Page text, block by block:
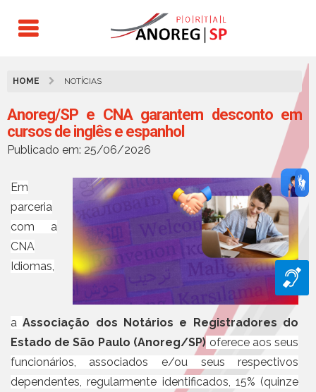
HOME NOTÍCIAS
Anoreg/SP e CNA garantem desconto em
cursos de inglês e espanhol
Publicado em: 25/06/2026
Em
parceria
com a
CNA
Idiomas
aAssociação dos Notários e Registradores do
Estado de São Paulo (Anoreg/SP) oferece aos seus
funcionários, associados e/ou seus respectivos
dependentes, regularmente identificados, 15% (quinze